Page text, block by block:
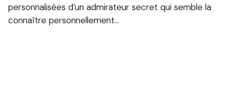
personnalisées d’un admirateur secret qui semble la
connaître personnellement…